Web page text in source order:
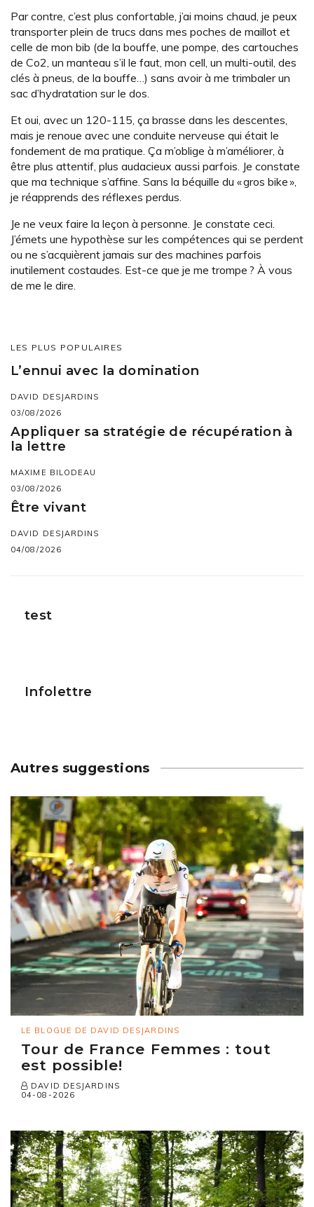
Par contre, c’est plus confortable, j’ai moins chaud, je peux
transporter plein de trucs dans mes poches de maillot et
celle de mon bib (de la bouffe, une pompe, des cartouches
de Co2, un manteau s’il le faut, mon cell, un multi-outil, des
clés à pneus, de la bouffe…) sans avoir à me trimbaler un
sac d’hydratation sur le dos.
Et oui, avec un 120-115, ça brasse dans les descentes,
mais je renoue avec une conduite nerveuse qui était le
fondement de ma pratique. Ça m’oblige à m’améliorer, à
être plus attentif, plus audacieux aussi parfois. Je constate
que ma technique s’affine. Sans la béquille du « gros bike »,
je réapprends des réflexes perdus.
Je ne veux faire la leçon à personne. Je constate ceci.
J’émets une hypothèse sur les compétences qui se perdent
ou ne s’acquièrent jamais sur des machines parfois
inutilement costaudes. Est-ce que je me trompe ? À vous
de me le dire.
LES PLUS POPULAIRES
L’ennui avec la domination
DAVID DESJARDINS
03/08/2026
Appliquer sa stratégie de récupération à
la lettre
MAXIME BILODEAU
03/08/2026
Être vivant
DAVID DESJARDINS
04/08/2026
test
Infolettre
Autres suggestions
LE BLOGUE DE DAVID DESJARDINS
Tour de France Femmes : tout
est possible!
DAVID DESJARDINS
04-08-2026